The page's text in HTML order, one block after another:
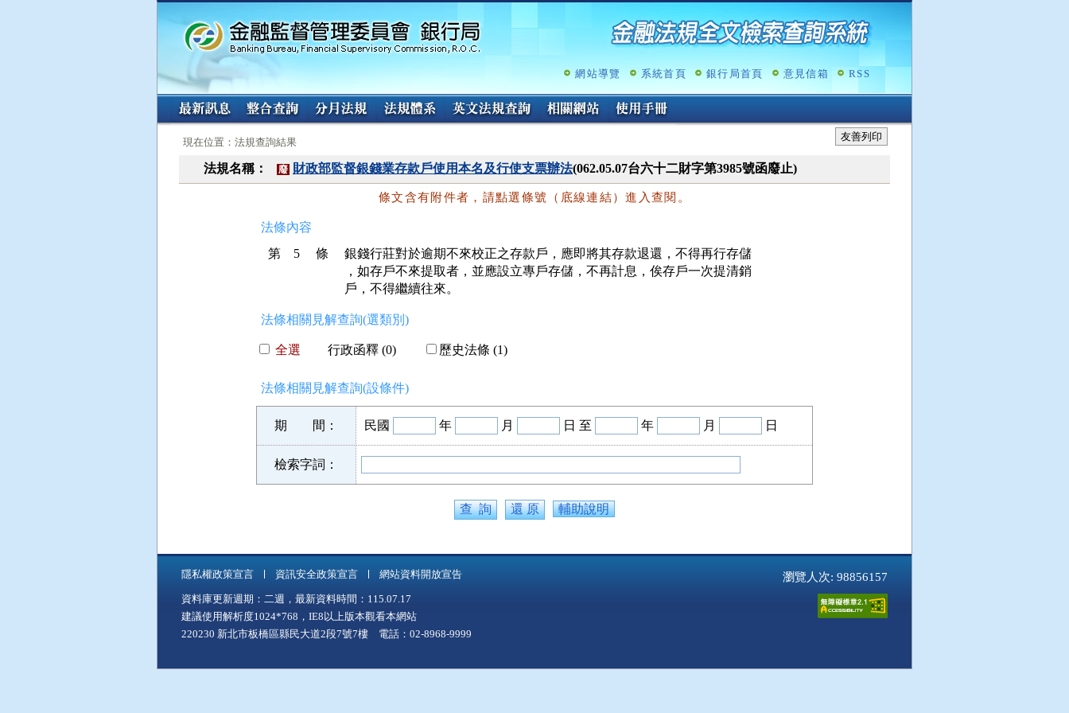
跳
容
網站導覽 系統首頁 銀行局首頁 意見信箱 RSS
:::
現在位置：法規查詢結果 友善列印
法規名稱： 廢 財政部監督銀錢業存款戶使用本名及行使支票辦法(062.05.07台六十二財字第3985號函廢止)
條文含有附件者，請點選條號（底線連結）進入查閱。
法條內容
第 5 條
銀錢行莊對於逾期不來校正之存款戶，應即將其存款退還，不得再行存儲
，如存戶不來提取者，並應設立專戶存儲，不再計息，俟存戶一次提清銷
法條相關見解查詢(選類別)
全選 行政函釋 (0) 歷史法條 (1)
法條相關見解查詢(設條件)
期 間： 民國 年 月 日 至 年 月 日
檢索字詞：
輔助說明
隱私權政策宣言 資訊安全政策宣言 網站資料開放宣告 瀏覽人次: 98856157
資料庫更新週期：二週，最新資料時間：115.07.17
建議使用解析度1024*768，IE8以上版本觀看本網站
220230 新北市板橋區縣民大道2段7號7樓 電話：02-8968-9999